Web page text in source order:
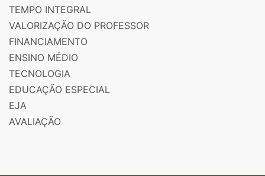
TEMPO INTEGRAL
VALORIZAÇÃO DO PROFESSOR
FINANCIAMENTO
ENSINO MÉDIO
TECNOLOGIA
EDUCAÇÃO ESPECIAL
EJA
AVALIAÇÃO